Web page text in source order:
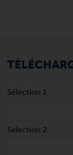
Sélection 1
Sélection 2